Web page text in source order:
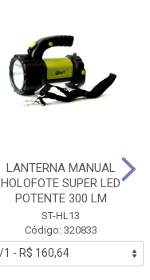
LANTERNA MANUAL
HOLOFOTE SUPER LED
POTENTE 300 LM
ST-HL13
Código: 320833